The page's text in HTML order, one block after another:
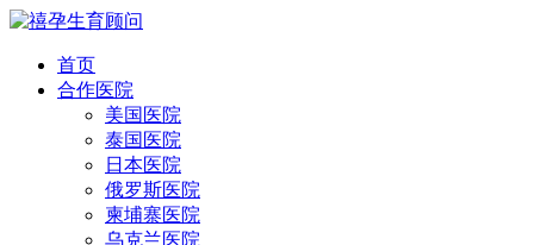
首页
合作医院
美国医院
泰国医院
日本医院
俄罗斯医院
柬埔寨医院
乌克兰医院